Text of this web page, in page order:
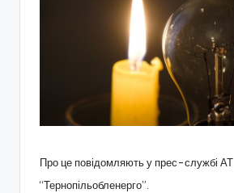
Про це повідомляють у прес-службі АТ
“Тернопільобленерго”.